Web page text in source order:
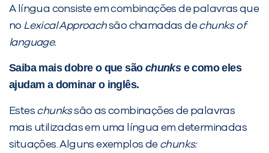
A língua consiste em combinações de palavras que
no Lexical Approachsão chamadas dechunks of
language.
Saiba mais dobre o que são chunkse como eles
ajudam a dominar o inglês.
Estes chunkssão as combinações de palavras
mais utilizadas em uma língua em determinadas
situações. Alguns exemplos de chunks: